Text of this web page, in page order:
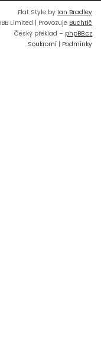
Flat Style by Ian Bradley
Limited | Provozuje Buchtič
Český překlad – phpBB.cz
Soukromí | Podmínky